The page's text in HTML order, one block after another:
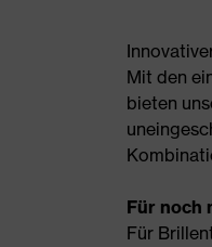
Mit den
bieten
Für noch
Für